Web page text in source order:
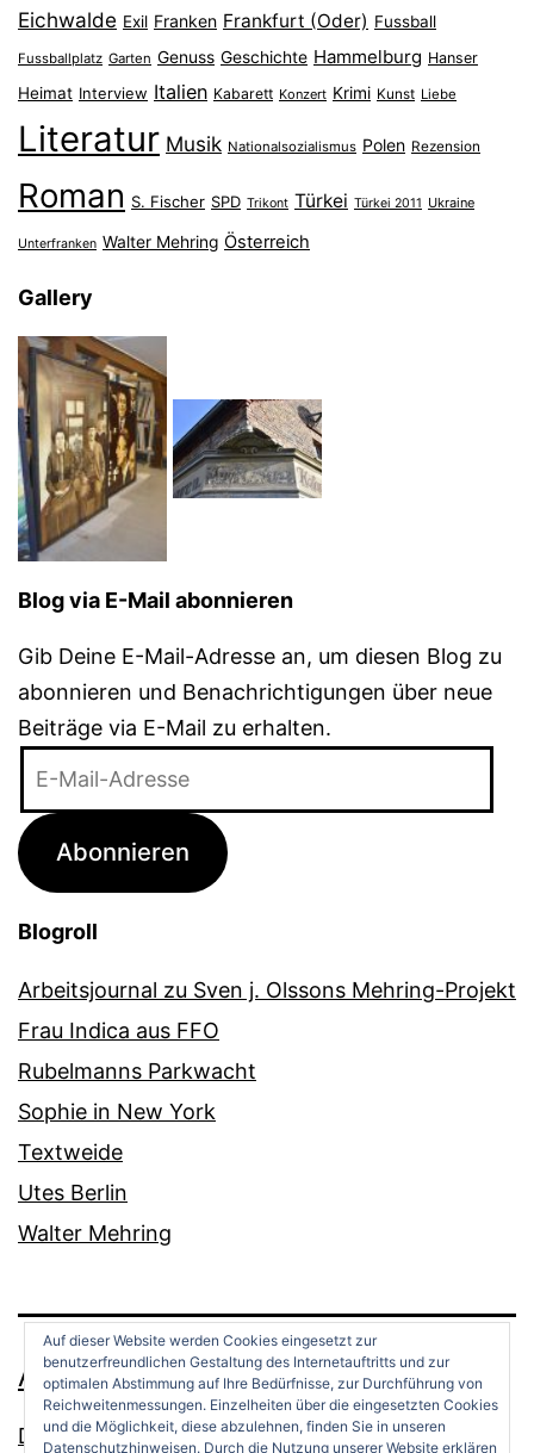
Eichwalde Exil Franken Frankfurt (Oder) Fussball
Fussballplatz Garten Genuss Geschichte Hammelburg Hanser
Heimat Interview Italien Kabarett Konzert Krimi Kunst Liebe
Literatur Musik Nationalsozialismus Polen Rezension
Roman S. Fischer SPD Trikont Türkei Türkei 2011 Ukraine
Unterfranken Walter Mehring Österreich
Gallery
Blog via E-Mail abonnieren
Gib Deine E-Mail-Adresse an, um diesen Blog zu
abonnieren und Benachrichtigungen über neue
Beiträge via E-Mail zu erhalten.
Adresse
Abonnieren
Blogroll
Arbeitsjournal zu Sven j. Olssons Mehring-Projekt
Frau Indica aus FFO
Rubelmanns Parkwacht
Sophie in New York
Textweide
Utes Berlin
Walter Mehring
ANDREAS OPPERMANN
Datenschutz
Auf dieser Website werden Cookies eingesetzt zur
benutzerfreundlichen Gestaltung des Internetauftritts und zur
optimalen Abstimmung auf Ihre Bedürfnisse, zur Durchführung von
Reichweitenmessungen. Einzelheiten über die eingesetzten Cookies
und die Möglichkeit, diese abzulehnen, finden Sie in unseren
Datenschutzhinweisen. Durch die Nutzung unserer Website erklären